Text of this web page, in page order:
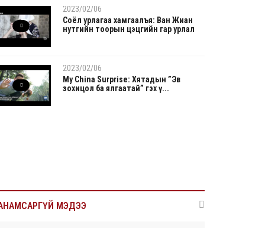
зохицуул...
2026/08/05
Усны ослоор 59 хүн амь насаа алджээ
2023/02/06
Соёл урлагаа хамгаалъя: Ван Жиан
нутгийн тоорын цэцгийн гар урлал
2023/02/06
My China Surprise: Хятадын ”Эв
зохицол ба ялгаатай” гэх ү...
МЭДЭЭ